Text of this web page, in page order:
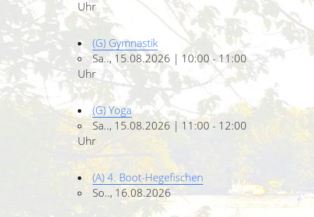
Uhr
(G) Gymnastik
Sa.., 15.08.2026 | 10:00 - 11:00
Uhr
(G) Yoga
Sa.., 15.08.2026 | 11:00 - 12:00
Uhr
(A) 4. Boot-Hegefischen
So.., 16.08.2026